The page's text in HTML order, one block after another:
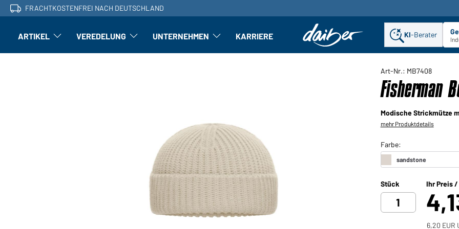
FRACHTKOSTENFREI NACH DEUTSCHLAND
ARTIKEL Artikel: Untermenü öffnen
VEREDELUNG Veredelung: Untermenü öffnen
UNTERNEHMEN Unternehmen: Untermenü öffnen
KARRIERE KI-Berater
Art-Nr.: MB7408
Fisherman
Modische Strickmütze
mehr Produktdetails
Stück Ihr Preis
6,20 EUR